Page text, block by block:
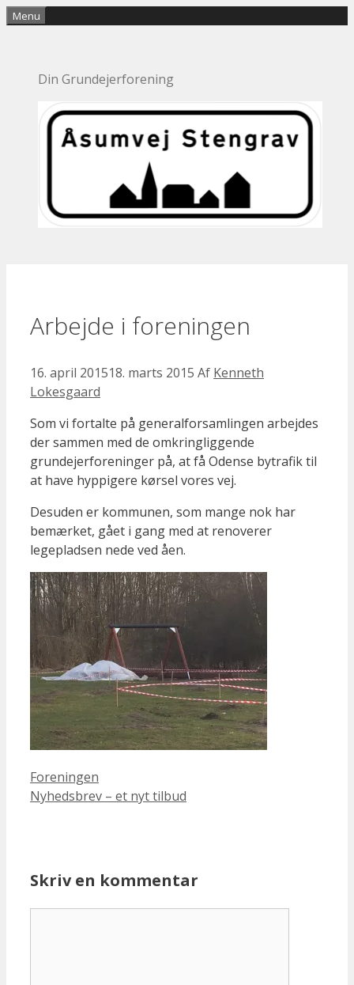
Hop
Menu
Din Grundejerforening
Arbejde i foreningen
16. april 201518. marts 2015 Af Kenneth
Lokesgaard
Som vi fortalte på generalforsamlingen arbejdes
der sammen med de omkringliggende
grundejerforeninger på, at få Odense bytrafik til
at have hyppigere kørsel vores vej.
Desuden er kommunen, som mange nok har
bemærket, gået i gang med at renoverer
legepladsen nede ved åen.
Kategorier
Foreningen
Nyhedsbrev – et nyt tilbud
Skriv en kommentar